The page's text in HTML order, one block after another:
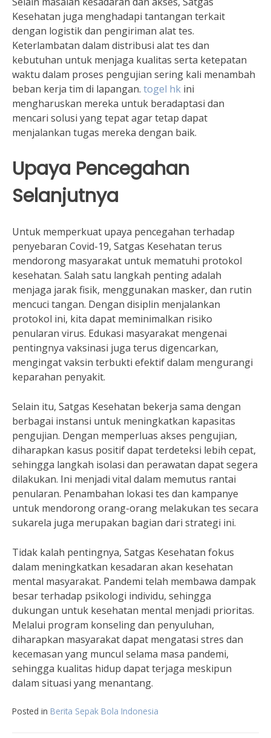
Kesehatan juga menghadapi tantangan terkait
dengan logistik dan pengiriman alat tes.
Keterlambatan dalam distribusi alat tes dan
kebutuhan untuk menjaga kualitas serta ketepatan
waktu dalam proses pengujian sering kali menambah
beban kerja tim di lapangan. togel hk ini
mengharuskan mereka untuk beradaptasi dan
mencari solusi yang tepat agar tetap dapat
menjalankan tugas mereka dengan baik.
Upaya Pencegahan
Selanjutnya
Untuk memperkuat upaya pencegahan terhadap
penyebaran Covid-19, Satgas Kesehatan terus
mendorong masyarakat untuk mematuhi protokol
kesehatan. Salah satu langkah penting adalah
menjaga jarak fisik, menggunakan masker, dan rutin
mencuci tangan. Dengan disiplin menjalankan
protokol ini, kita dapat meminimalkan risiko
penularan virus. Edukasi masyarakat mengenai
pentingnya vaksinasi juga terus digencarkan,
mengingat vaksin terbukti efektif dalam mengurangi
keparahan penyakit.
Selain itu, Satgas Kesehatan bekerja sama dengan
berbagai instansi untuk meningkatkan kapasitas
pengujian. Dengan memperluas akses pengujian,
diharapkan kasus positif dapat terdeteksi lebih cepat,
sehingga langkah isolasi dan perawatan dapat segera
dilakukan. Ini menjadi vital dalam memutus rantai
penularan. Penambahan lokasi tes dan kampanye
untuk mendorong orang-orang melakukan tes secara
sukarela juga merupakan bagian dari strategi ini.
Tidak kalah pentingnya, Satgas Kesehatan fokus
dalam meningkatkan kesadaran akan kesehatan
mental masyarakat. Pandemi telah membawa dampak
besar terhadap psikologi individu, sehingga
dukungan untuk kesehatan mental menjadi prioritas.
Melalui program konseling dan penyuluhan,
diharapkan masyarakat dapat mengatasi stres dan
kecemasan yang muncul selama masa pandemi,
sehingga kualitas hidup dapat terjaga meskipun
dalam situasi yang menantang.
Posted in Berita Sepak Bola Indonesia